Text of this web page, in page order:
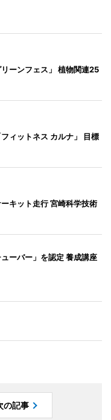
ーンフェス」 植物関連25
ィットネス カルナ」 目標
キット走行 宮崎科学技術
ーバー」を認定 養成講座
の記事